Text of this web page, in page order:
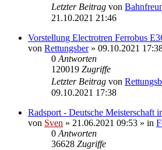
Letzter Beitrag von
21.10.2021 21:46
Vorstellung Electrotren Ferrobus
von Rettungsber» 09.10.2021
0 Antworten
120019 Zugriffe
Letzter Beitrag von
09.10.2021 17:38
Radsport - Deutsche Meisterschaft
von Sven » 21.06.2021 09:53 » in
0 Antworten
36628 Zugriffe